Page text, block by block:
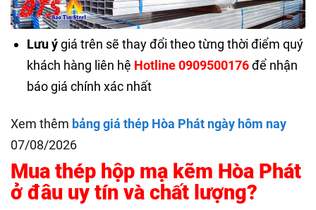
Lưu ýgiá trên sẽ thay đổi theo từng thời điểm quý
khách hàng liên hệ Hotline 0909500176để nhận
báo giá chính xác nhất
Xem thêm bảng giá thép Hòa Phát ngày hôm nay
07/08/2026
Mua thép hộp mạ kẽm Hòa Phát
ở đâu uy tín và chất lượng?